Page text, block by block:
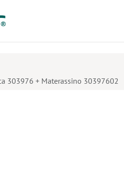
303976 + Materassino 30397602